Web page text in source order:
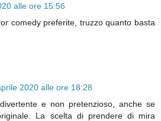
alle ore 15:56
comedy preferite, truzzo quanto basta
2020 alle ore 18:28
e non pretenzioso, anche se
La scelta di prendere di mira